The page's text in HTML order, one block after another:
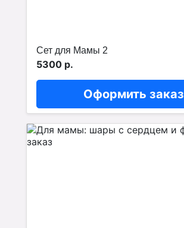
Сет для Мамы 2
5300 р.
Оформить заказ